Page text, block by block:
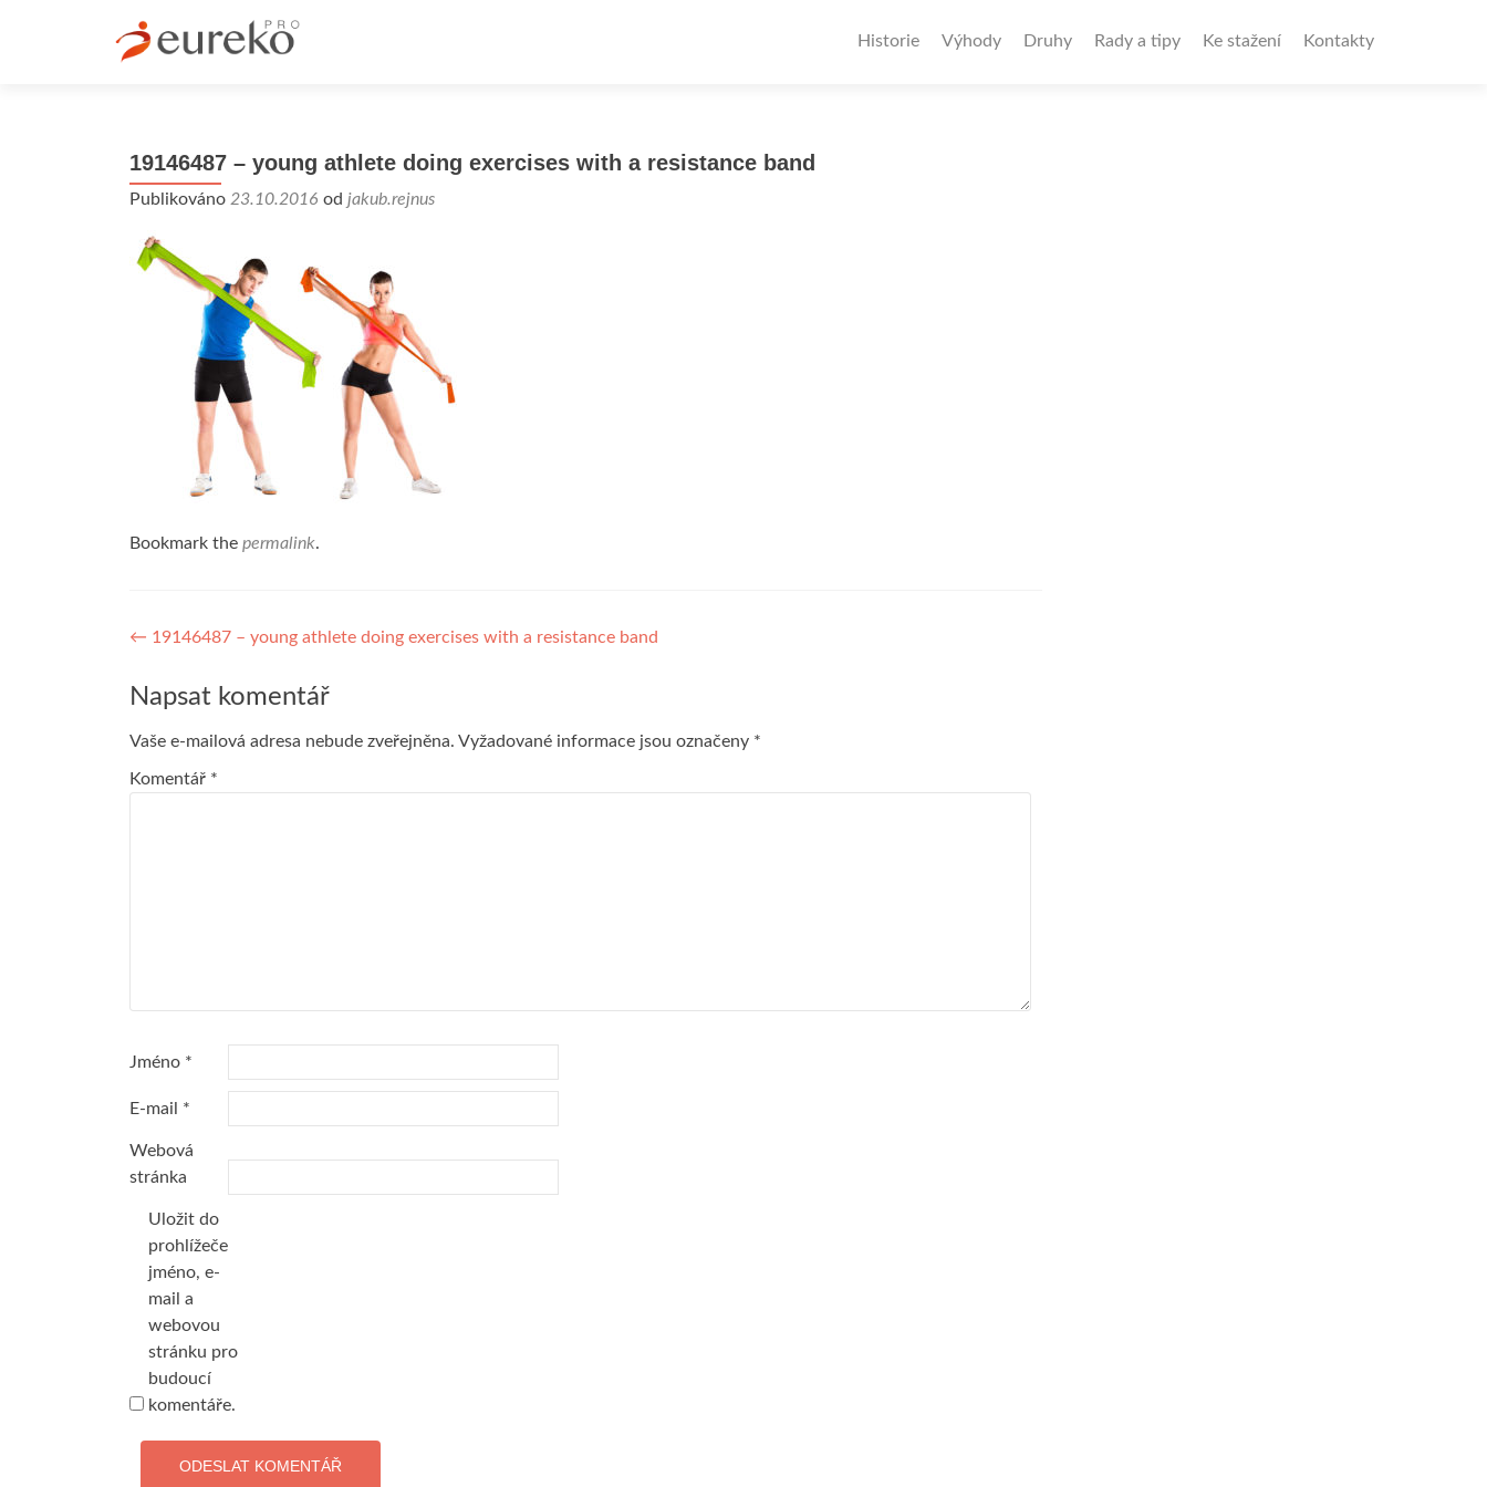
Historie Výhody Druhy Rady a tipy Ke stažení Kontakty
19146487 – young athlete doing exercises with a resistance band
Publikováno 23.10.2016 od jakub.rejnus
Bookmark the permalink.
Navigace
pro
příspěvek
← 19146487 – young athlete doing exercises with a resistance band
Napsat komentář
Vaše e-mailová adresa nebude zveřejněna. Vyžadované informace jsou označeny *
Komentář *
Jméno *
E-mail *
Webová
stránka
Uložit do
prohlížeče
jméno, e-
mail a
webovou
stránku pro
budoucí
komentáře.